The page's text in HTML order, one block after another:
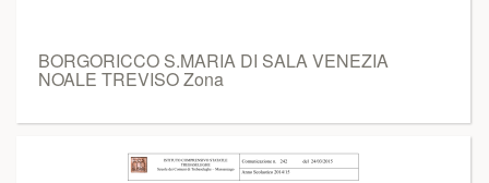
BORGORICCO S.MARIA DI SALA VENEZIA
NOALE TREVISO Zona